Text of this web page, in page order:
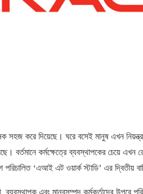
সহজ করে দিয়েছে। ঘরে বসেই মানুষ এখন
বর্তমানে কর্মক্ষেত্রে ব্যবস্থাপকের চেয়ে
‘এআই এট ওয়ার্ক স্টাডি’ এর দ্বিতীয়
ব্যবস্থাপক এবং মানবসম্পদ কর্মকর্তাদের উপরে